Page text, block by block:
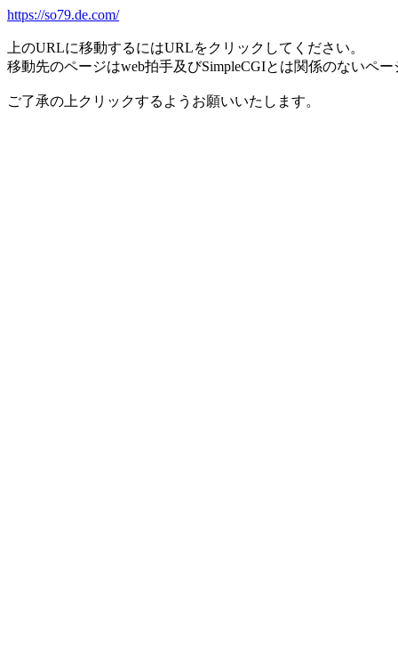
https://so79.de.com/
上のURLに移動するにはURLをクリックしてください。
移動先のページはweb拍手及びSimpleCGIとは関係のないペ
ご了承の上クリックするようお願いいたします。